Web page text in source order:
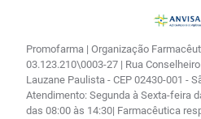
Promofarma | Organização
03.123.210\0003-27 | Rua
Lauzane Paulista - CEP 02430-001 -
Atendimento: Segunda à Sexta-feira
das 08:00 às 14:30| Farmacêutica